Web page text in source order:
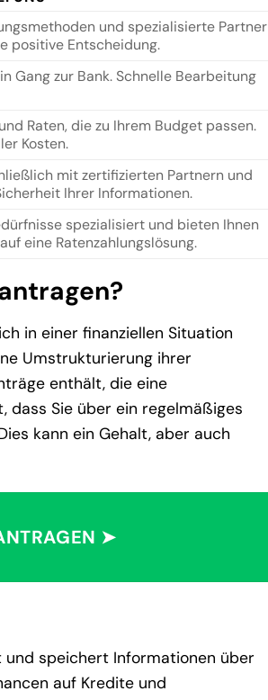
und spezialisierte Partner
positive Entscheidung.
Gang zur Bank. Schnelle Bearbeitung
Raten, die zu Ihrem Budget passen.
Kosten.
mit zertifizierten Partnern und
Ihrer Informationen.
spezialisiert und bieten Ihnen
eine Ratenzahlungslösung.
in einer finanziellen Situation
Umstrukturierung ihrer
enthält, die eine
dass Sie über ein regelmäßiges
kann ein Gehalt, aber auch
➤
speichert Informationen über
auf Kredite und